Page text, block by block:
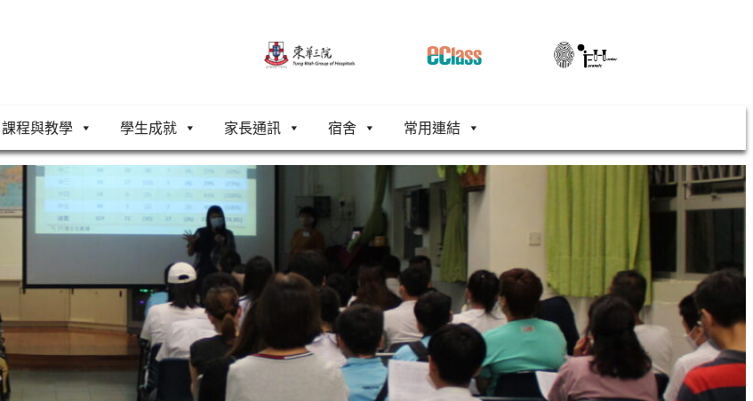
課程與教學 學生成就 家長通訊 宿舍 常用連結